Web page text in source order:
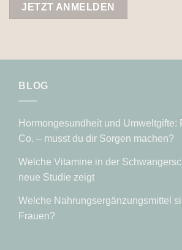
BLOG
Hormongesundheit und Umweltgifte:
Co. – musst du dir Sorgen machen?
Welche Vitamine in der
neue Studie zeigt
Welche Nahrungsergänzungsmittel
Frauen?